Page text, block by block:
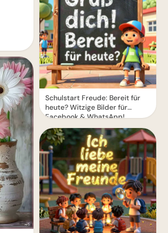
Schulstart Freude: Bereit für
heute? Witzige Bilder für
Facebook & WhatsApp!